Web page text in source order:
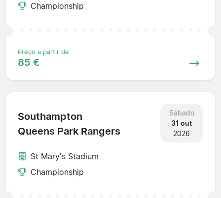
Championship
Preço a partir de
85 €
Southampton
Queens Park Rangers
Sábado
31 out
2026
St Mary's Stadium
Championship